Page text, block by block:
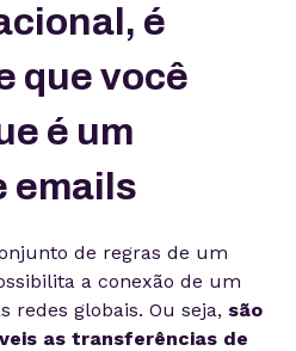
é
que você
é um
emails
de regras de um
a conexão de um
redes globais. Ou seja, são
as transferências de